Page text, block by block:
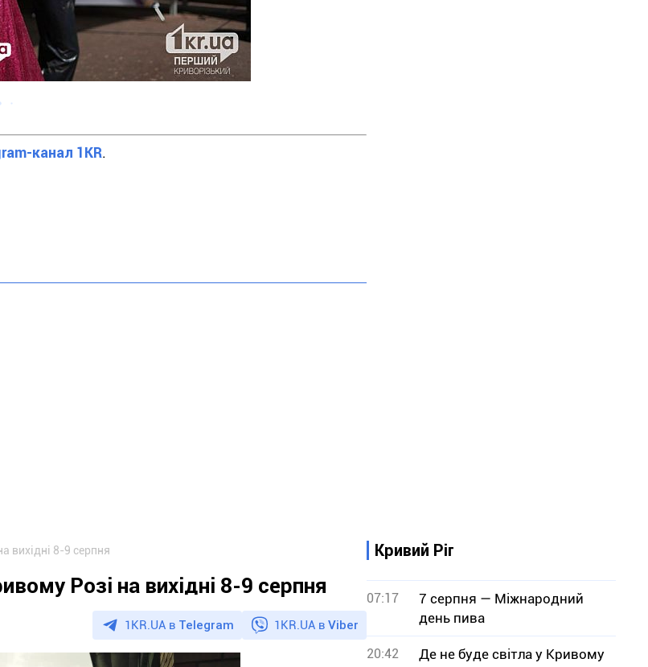
канал 1KR.
вихідні 8-9 серпня
Розі на вихідні 8-9 серпня
1KR.UA в Telegram 1KR.UA в Viber
Кривий Ріг
07:17
7 серпня — Міжнародний
день пива
20:42
Де не буде світла у Кривому